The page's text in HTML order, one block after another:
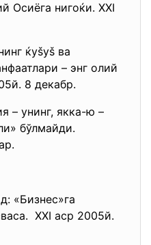
Осиёга нигоќи. XXI
ќуšуš ва
– энг олий
8 декабр.
– унинг, якка-ю –
бўлмайди.
«Бизнес»га
XXI аср 2005й.